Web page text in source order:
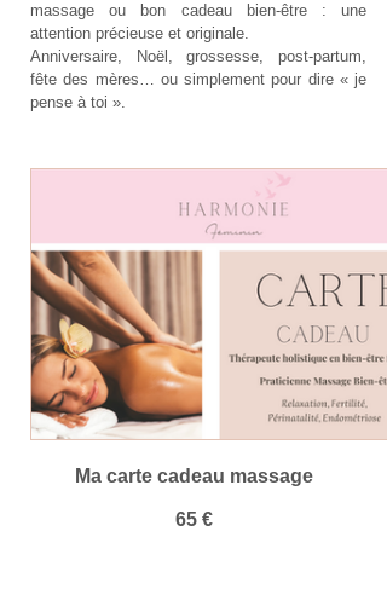
massage ou bon cadeau bien-être : une
attention précieuse et originale.
Anniversaire, Noël, grossesse, post-partum,
fête des mères… ou simplement pour dire « je
pense à toi ».
Ma carte cadeau massage
65 €